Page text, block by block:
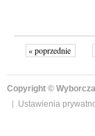
« poprzednie
Copyright ©
Ustawienia